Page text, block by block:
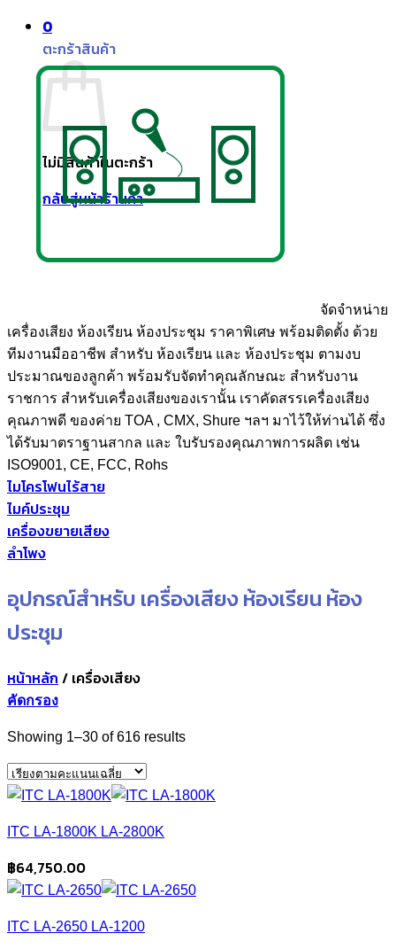
0
ตะกร้าสินค้า
ไม่มีสินค้าในตะกร้า
กลับสู่หน้าร้านค้า
จัดจำหน่าย
เครื่องเสียง ห้องเรียน ห้องประชุม ราคาพิเศษ พร้อมติดตั้ง ด้วย
ทีมงานมืออาชีพ สำหรับ ห้องเรียน และ ห้องประชุม ตามงบ
ประมาณของลูกค้า พร้อมรับจัดทำคุณลักษณะ สำหรับงาน
ราชการ สำหรับเครื่องเสียงของเรานั้น เราคัดสรรเครื่องเสียง
คุณภาพดี ของค่าย TOA , CMX, Shure ฯลฯ มาไว้ให้ท่านได้ ซึ่ง
ได้รับมาตราฐานสากล และ ใบรับรองคุณภาพการผลิต เช่น
ISO9001, CE, FCC, Rohs
ไมโครโฟนไร้สาย
ไมค์ประชุม
เครื่องขยายเสียง
ลำโพง
อุปกรณ์สำหรับ เครื่องเสียง ห้องเรียน ห้อง
ประชุม
หน้าหลัก / เครื่องเสียง
คัดกรอง
Showing 1–30 of 616 resultsSorted
rating
ITC LA-1800K LA-2800K
฿64,750.00
ITC LA-2650 LA-1200